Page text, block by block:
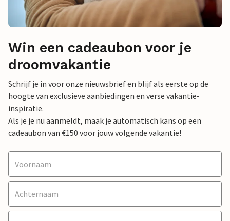
Win een cadeaubon voor je
droomvakantie
Schrijf je in voor onze nieuwsbrief en blijf als eerste op de
hoogte van exclusieve aanbiedingen en verse vakantie-
inspiratie.
Als je je nu aanmeldt, maak je automatisch kans op een
cadeaubon van €150 voor jouw volgende vakantie!